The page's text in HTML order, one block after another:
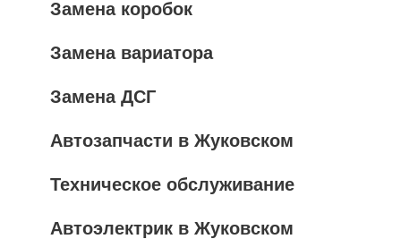
Замена коробок
Замена вариатора
Замена ДСГ
Автозапчасти в Жуковском
Техническое обслуживание
Автоэлектрик в Жуковском